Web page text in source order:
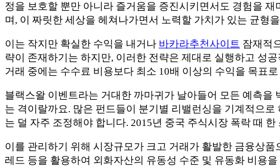
정을 보호할 뿐만 아니라 즐거움을 증진시키면서도 경험을
며, 이 짜릿한 세상을 헤쳐나가면서 노력할 가치가 있는 균형
이는 작지만 확실한 수익을 내거나 바카라추천사이트 잠재적
략이 존재하기는 하지만, 이러한 전략은 제대로 실행하고 성
거래 중에는 수수료 비용보다 최소 10배 이상의 수익을 목표
블랙스왈 이벤트라는 거대한 까마귀가 날아들어 모든 예측을
는 격이랄까요. 많은 펀드들이 분기별 리밸런싱을 기계적으
는 덜 자주 조정해야 합니다. 2015년 중국 주식시장 폭락 때
이를 관리하기 위해 시장규모가 크고 거래가 활발한 금융상
레드 등을 활용하여 외화자산의 유동성 수준 및 유동화 비용